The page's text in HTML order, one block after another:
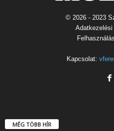
© 2026 - 2023
Kapcsolat:
MÉG TÖBB HÍR